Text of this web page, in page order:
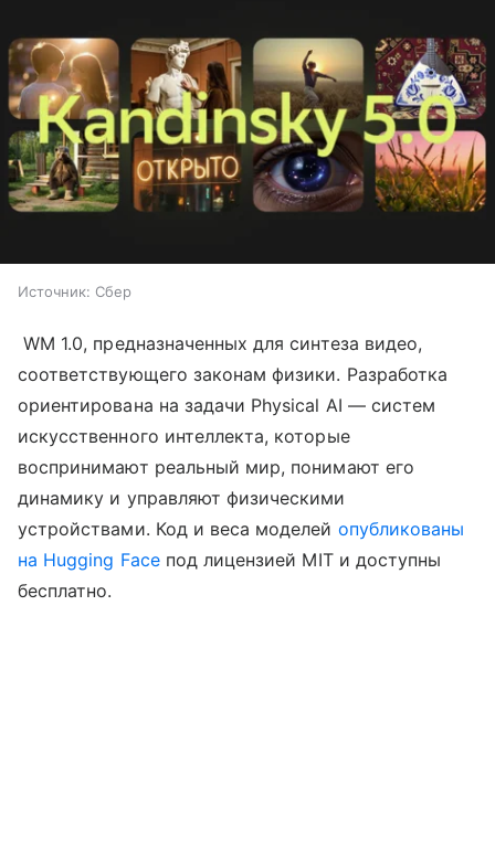
Источник: Сбер
WM 1.0, предназначенных для синтеза видео,
соответствующего законам физики. Разработка
ориентирована на задачи Physical AI — систем
искусственного интеллекта, которые
воспринимают реальный мир, понимают его
динамику и управляют физическими
устройствами. Код и веса моделей опубликованы
на Hugging Faceпод лицензией MIT и доступны
бесплатно.